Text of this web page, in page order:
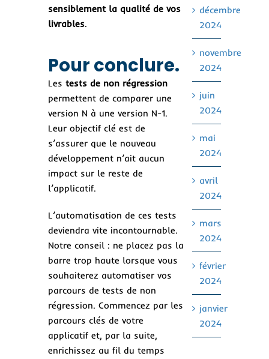
sensiblement la qualité de vos
livrables.
Pour conclure.
Les tests de non régression
permettent de comparer une
version N à une version N-1.
Leur objectif clé est de
s’assurer que le nouveau
développement n’ait aucun
impact sur le reste de
l’applicatif.
L’automatisation de ces tests
deviendra vite incontournable.
Notre conseil : ne placez pas la
barre trop haute lorsque vous
souhaiterez automatiser vos
parcours de tests de non
régression. Commencez par les
parcours clés de votre
applicatif et, par la suite,
enrichissez au fil du temps
décembre
2024
novembre
2024
juin
2024
mai
2024
avril
2024
mars
2024
février
2024
janvier
2024